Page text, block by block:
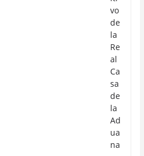
vo
de
la
Re
al
Ca
sa
de
la
Ad
ua
na